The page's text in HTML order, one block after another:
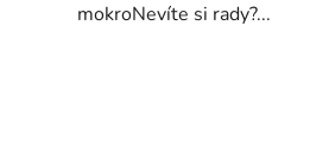
mokroNevíte si rady?...